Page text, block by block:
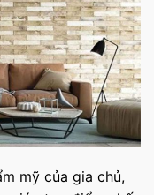
mỹ của gia chủ,